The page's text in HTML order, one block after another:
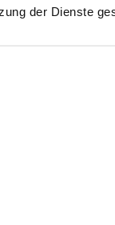
der Dienste